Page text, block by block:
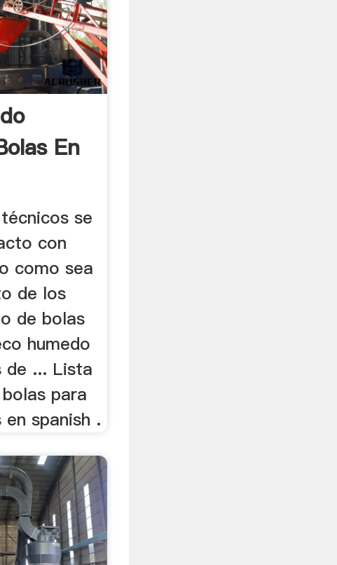
En
se
con
como sea
de los
de bolas
humedo
de ... Lista
para
spanish .